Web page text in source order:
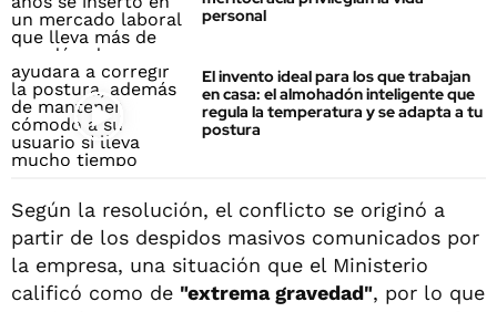
personal
El invento ideal para los que trabajan
en casa: el almohadón inteligente que
regula la temperatura y se adapta a tu
postura
Según la resolución, el conflicto se originó a
partir de los despidos masivos comunicados por
la empresa, una situación que el Ministerio
calificó como de "extrema gravedad", por lo que